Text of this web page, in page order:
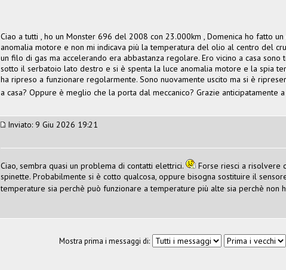
Ciao a tutti , ho un Monster 696 del 2008 con 23.000km , Domenica ho fatto
anomalia motore e non mi indicava più la temperatura del olio al centro del
un filo di gas ma accelerando era abbastanza regolare. Ero vicino a casa
sotto il serbatoio lato destro e si è spenta la luce anomalia motore e la spia
ha ripreso a funzionare regolarmente. Sono nuovamente uscito ma si è
a casa? Oppure è meglio che la porta dal meccanico? Grazie anticipatamente
Inviato: 9 Giu 2026 19:21
Ciao, sembra quasi un problema di contatti elettrici.
Forse riesci a risolvere
spinette. Probabilmente si è cotto qualcosa, oppure bisogna sostituire il
temperature sia perchè può funzionare a temperature più alte sia perchè non
Mostra prima i messaggi di: